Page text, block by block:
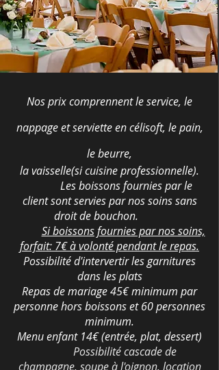
Nos prix comprennent le service, le
nappage et serviette en célisoft, le pain,
le beurre,
la vaisselle(si cuisine professionnelle).
Les boissons fournies par le
client sont servies par nos soins sans
droit de bouchon.
Si boissons fournies par nos soins,
forfait: 7€ à volonté pendant le repas.
Possibilité d'intervertir les garnitures
dans les plats
Repas de mariage 45€ minimum par
personne hors boissons et 60 personnes
minimum.
Menu enfant 14€ (entrée, plat, dessert)
Possibilité cascade de
champagne, soupe à l'oignon, location